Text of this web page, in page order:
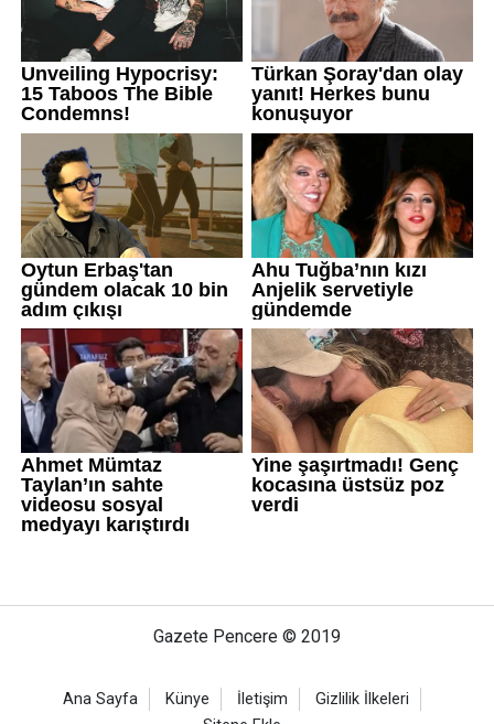
Gazete Pencere © 2019
Ana Sayfa Künye İletişim
Gizlilik İlkeleri